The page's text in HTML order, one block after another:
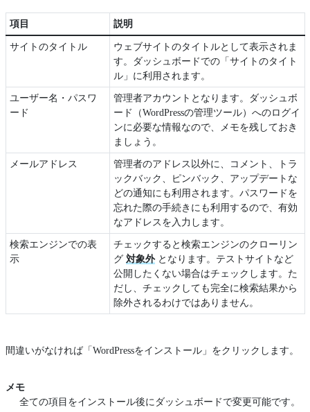
項目 説明
サイトのタイトル
ウェブサイトのタイトルとして表示されま
す。ダッシュボードでの「サイトのタイト
ル」に利用されます。
ユーザー名・パスワ
ード
管理者アカウントとなります。ダッシュボ
ード（WordPressの管理ツール）へのログイ
ンに必要な情報なので、メモを残しておき
ましょう。
メールアドレス
管理者のアドレス以外に、コメント、トラ
ックバック、ピンバック、アップデートな
どの通知にも利用されます。パスワードを
忘れた際の手続きにも利用するので、有効
なアドレスを入力します。
検索エンジンでの表
示
チェックすると検索エンジンのクローリン
グ 対象外となります。テストサイトなど
公開したくない場合はチェックします。た
だし、チェックしても完全に検索結果から
除外されるわけではありません。
間違いがなければ「WordPressをインストール」をクリックします。
メモ
全ての項目をインストール後にダッシュボードで変更可能です。